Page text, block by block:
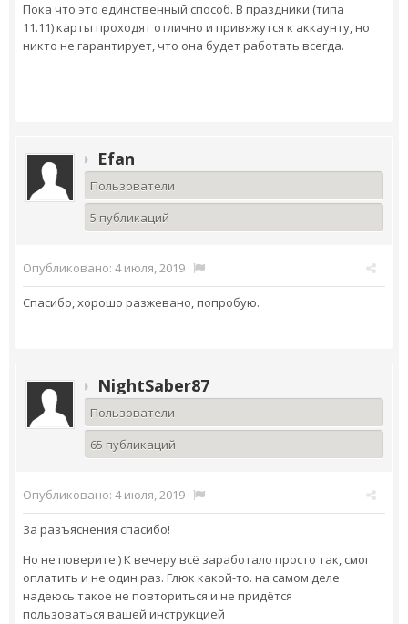
Пока что это единственный способ. В праздники (типа
11.11) карты проходят отлично и привяжутся к аккаунту, но
никто не гарантирует, что она будет работать всегда.
Efan
Пользователи
5 публикаций
Опубликовано: 4 июля, 2019 ·
Спасибо, хорошо разжевано, попробую.
NightSaber87
Пользователи
65 публикаций
Опубликовано: 4 июля, 2019 ·
За разъяснения спасибо!
Но не поверите:) К вечеру всё заработало просто так, смог
оплатить и не один раз. Глюк какой-то. на самом деле
надеюсь такое не повториться и не придётся
пользоваться вашей инструкцией